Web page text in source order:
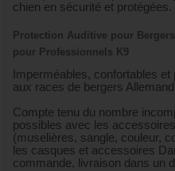
chien en sécurité et protégées.
Protection Auditive pour
pour Professionnels K9
Imperméables, confortables
aux races de bergers
Compte tenu du nombre
possibles avec les
(muselières, sangle, couleur,
les casques et accessoires
commande, livraison dans un